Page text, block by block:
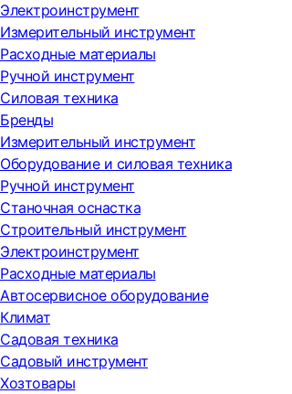
Электроинструмент
Измерительный инструмент
Расходные материалы
Ручной инструмент
Силовая техника
Бренды
Измерительный инструмент
Оборудование и силовая техника
Ручной инструмент
Станочная оснастка
Строительный инструмент
Электроинструмент
Расходные материалы
Автосервисное оборудование
Климат
Садовая техника
Садовый инструмент
Хозтовары